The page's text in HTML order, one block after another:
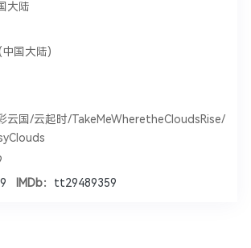
大陆
国大陆)
云国/云起时/TakeMeWheretheCloudsRise/
IMDb： tt29489359